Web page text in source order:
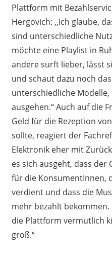
Plattform mit
Hergovich: ,,Ich glaube,
sind unterschiedliche
möchte eine Playlist in
andere surft lieber, lässt
und schaut dazu noch
unterschiedliche
ausgehen.“ Auch auf die
Geld für die Rezeption
sollte, reagiert der
Elektronik eher mit
es sich ausgeht, dass
für die KonsumentInnen,
verdient und dass die
mehr bezahlt
die Plattform vermutlich
groß.“